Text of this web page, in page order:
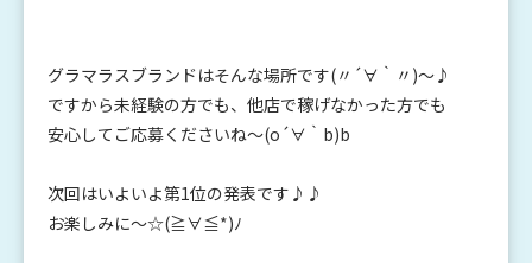
グラマラスブランドはそんな場所です(〃´∀｀〃)～♪
ですから未経験の方でも、他店で稼げなかった方でも
安心してご応募くださいね～(o´∀｀b)b
次回はいよいよ第1位の発表です♪♪
お楽しみに～☆(≧∀≦*)ﾉ